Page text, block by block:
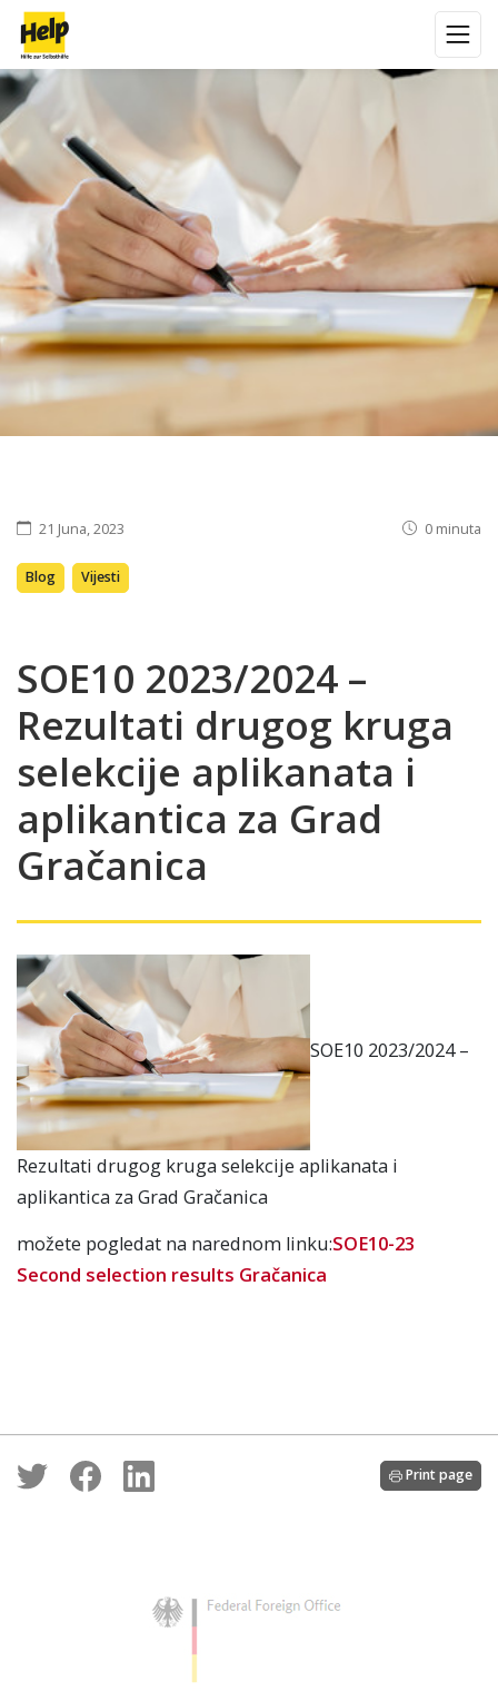
21 Juna, 2023 0 minuta
Blog Vijesti
SOE10 2023/2024 –
Rezultati drugog kruga
selekcije aplikanata i
aplikantica za Grad
Gračanica
SOE10 2023/2024 –
Rezultati drugog kruga selekcije aplikanata i
aplikantica za Grad Gračanica
možete pogledat na narednom linku:SOE10-23
Second selection results Gračanica
Print page